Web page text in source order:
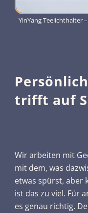
YinYang Teelichthalter
trifft auf
Wir arbeiten mit
mit dem, was
etwas spürst, aber
ist das zu viel. Für
es genau richtig.